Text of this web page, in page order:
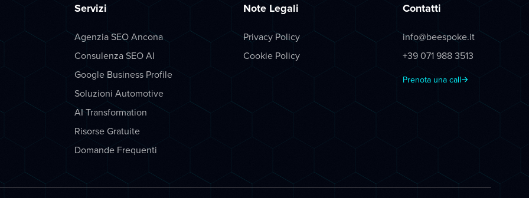
Servizi
Agenzia SEO Ancona
Consulenza SEO AI
Google Business Profile
Soluzioni Automotive
AI Transformation
Risorse Gratuite
Domande Frequenti
Note Legali
Privacy Policy
Cookie Policy
Contatti
info@beespoke.it
+39 071 988 3513
Prenota una call